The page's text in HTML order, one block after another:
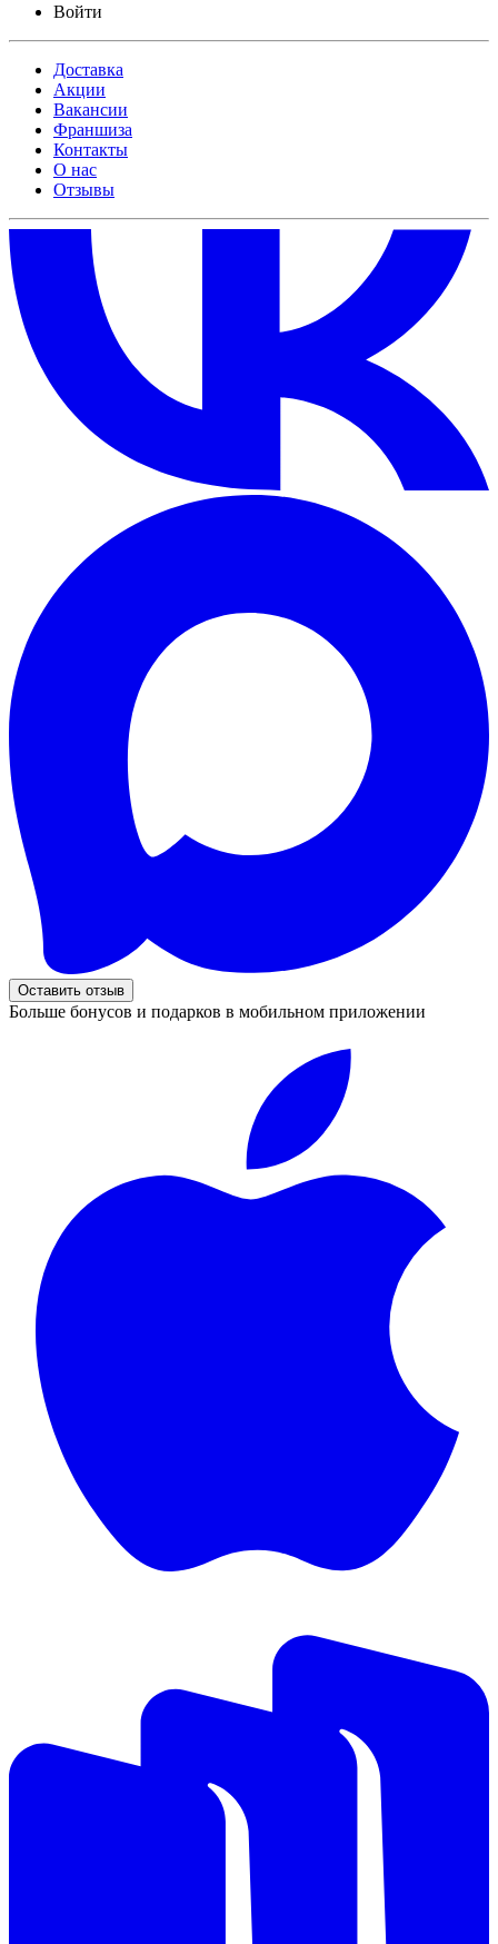
Войти
Доставка
Акции
Вакансии
Франшиза
Контакты
О нас
Отзывы
Оставить отзыв
Больше бонусов и подарков в мобильном приложении